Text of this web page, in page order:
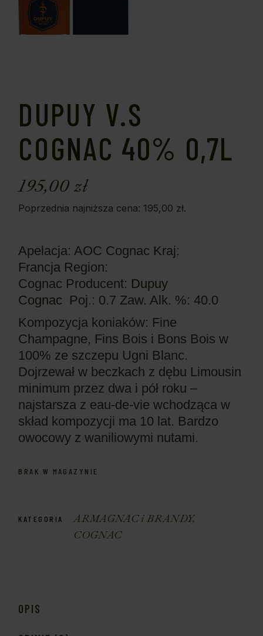
DUPUY V.S
COGNAC 40% 0,7L
195,00zł
Poprzednia najniższa cena: 195,00 zł.
Apelacja: AOC Cognac Kraj:
Francja Region:
Cognac Producent: Dupuy
Cognac Poj.: 0.7 Zaw. Alk. %: 40.0
Kompozycja koniaków: Fine
Champagne, Fins Bois i Bons Bois w
100% ze szczepu Ugni Blanc.
Dojrzewał w beczkach z dębu Limousin
minimum przez dwa i pół roku –
najstarsza z eau-de-vie wchodząca w
skład kompozycji ma 10 lat. Bardzo
owocowy z waniliowymi nutami.
BRAK W MAGAZYNIE
KATEGORIA ARMAGNAC i BRANDY,
COGNAC
OPIS